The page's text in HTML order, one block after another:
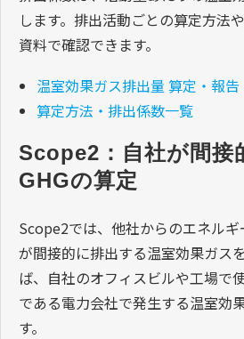
します。排出活動ごとの算定方法
資料で確認できます。
温室効果ガス排出量 算定・報
算定方法・排出係数一覧
Scope2：自社が間接
GHGの算定
Scope2では、他社からのエネル
が間接的に排出する温室効果ガス
ば、自社のオフィスビルや工場で
である電力会社で発生する温室効
す。